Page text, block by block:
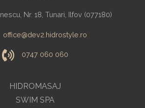
HIDROMASAJ
SWIM SPA
Nr. 18, Tunari, Ilfov (077180)
office@dev2.hidrostyle.ro
0747 060 060